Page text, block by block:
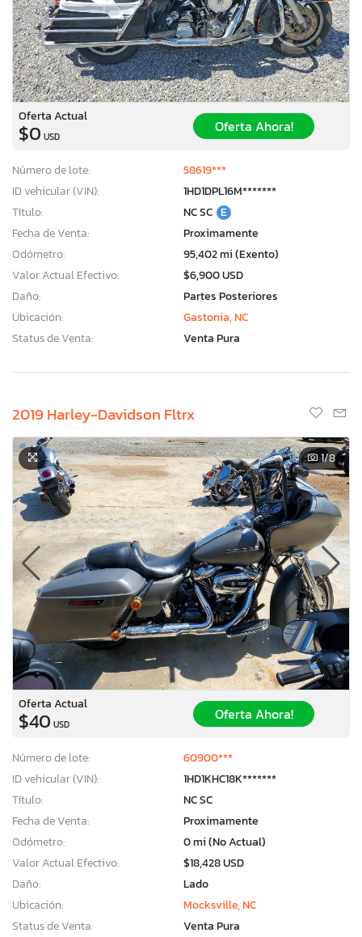
Oferta Actual
$0 USD
Oferta Ahora!
Número de lote:
58619***
ID vehicular (VIN):
1HD1DPL16M*******
Título:
NC SC E
Fecha de Venta:
Proximamente
Odómetro:
95,402 mi (Exento)
Valor Actual Efectivo:
$6,900 USD
Daño:
Partes Posteriores
Ubicación:
Gastonia, NC
Status de Venta:
Venta Pura
2019 Harley-Davidson Fltrx
1/8
Oferta Actual
$40 USD
Oferta Ahora!
Número de lote:
60900***
ID vehicular (VIN):
1HD1KHC18K*******
Título:
NC SC
Fecha de Venta:
Proximamente
Odómetro:
0 mi (No Actual)
Valor Actual Efectivo:
$18,428 USD
Daño:
Lado
Ubicación:
Mocksville, NC
Status de Venta:
Venta Pura